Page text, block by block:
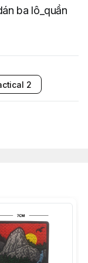
ba lô_quần
2